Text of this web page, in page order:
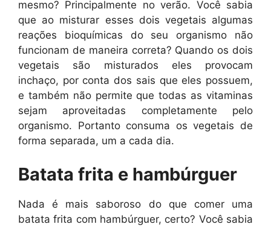
mesmo? Principalmente no verão. Você sabia
que ao misturar esses dois vegetais algumas
reações bioquímicas do seu organismo não
funcionam de maneira correta? Quando os dois
vegetais são misturados eles provocam
inchaço, por conta dos sais que eles possuem,
e também não permite que todas as vitaminas
sejam aproveitadas completamente pelo
organismo. Portanto consuma os vegetais de
forma separada, um a cada dia.
Batata frita e hambúrguer
Nada é mais saboroso do que comer uma
batata frita com hambúrguer, certo? Você sabia